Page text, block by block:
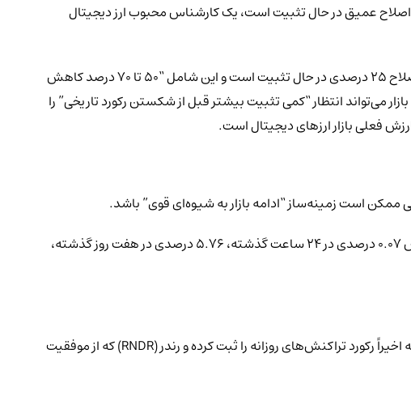
اصلاح عمیق در حال تثبیت است، یک کارشناس محبوب ارز دیجیتال
مشخصاً، معامله‌گر حرفه‌ای ارز دیجیتال، میکائیل ون دو پاپ، اخیراً مشاهده کرده است که ارزش کل بازار ارزهای دیجیتال پس از یک اصلاح ۲۵ درصدی در حال تثبیت است و این شامل “۵۰ تا ۷۰ درصد کاهش
شد، ون دو پاپ پیش‌بینی کرده است که بازار می‌تواند انتظار “کمی تثبیت بیشتر قبل از شکستن رکورد تاریخی” را
طبق داده‌های ۲۷ می، ارزش کل بازار تمامی دارایی‌های دیجیتال در زمان نگارش این خبر ۲.۵۷ تریلیون دلار بود که نشان‌دهنده افزایش ۰.۰۷ درصدی در ۲۴ ساعت گذشته، ۵.۷۶ درصدی در هفت روز گذشته،
از جمله دارایی‌های دیجیتالی که می‌توانند به رسیدن کل بازار به ارزش پیش‌بینی‌شده کمک کنند، می‌توان به آپتوس (APT) اشاره کرد که اخیراً رکورد تراکنش‌های روزانه را ثبت کرده و رندر (RNDR) که از موفقیت